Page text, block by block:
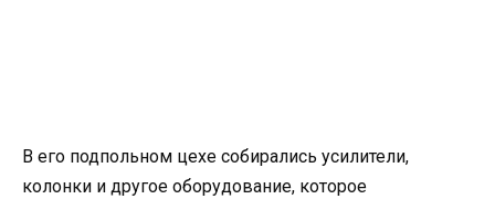
В его подпольном цехе собирались усилители,
колонки и другое оборудование, которое